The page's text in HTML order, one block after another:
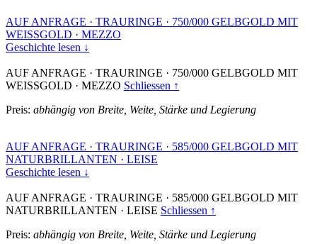
AUF ANFRAGE · TRAURINGE · 750/000 GELBGOLD MIT
WEISSGOLD · MEZZO
Geschichte lesen ↓
AUF ANFRAGE · TRAURINGE · 750/000 GELBGOLD MIT
WEISSGOLD · MEZZO Schliessen ↑
Preis: abhängig von Breite, Weite, Stärke und Legierung
AUF ANFRAGE · TRAURINGE · 585/000 GELBGOLD MIT
NATURBRILLANTEN · LEISE
Geschichte lesen ↓
AUF ANFRAGE · TRAURINGE · 585/000 GELBGOLD MIT
NATURBRILLANTEN · LEISE Schliessen ↑
Preis: abhängig von Breite, Weite, Stärke und Legierung